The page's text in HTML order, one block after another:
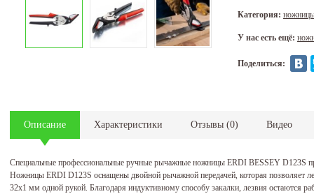
Категория:
У нас есть ещё:
Поделиться:
Описание Характеристики Отзывы (0) Видео
Специальные профессиональные ручные рычажные ножницы ERDI BESSEY D123S
Ножницы ERDI D123S оснащены двойной рычажной передачей, которая позволяет
32x1 мм одной рукой. Благодаря индуктивному способу закалки, лезвия остаются